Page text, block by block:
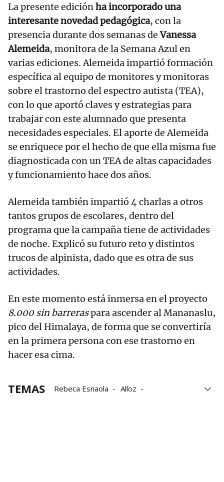
La presente ediciónha incorporado una
interesante novedad pedagógica, con la
presencia durante dos semanas deVanessa
Alemeida, monitora de la Semana Azul en
varias ediciones. Alemeida impartió formación
específica al equipo de monitores y monitoras
sobre el trastorno del espectro autista (TEA),
con lo que aportó claves y estrategias para
trabajar con este alumnado que presenta
necesidades especiales. El aporte de Alemeida
se enriquece por el hecho de que ella misma fue
diagnosticada con un TEA de altas capacidades
y funcionamiento hace dos años.
Alemeida también impartió 4 charlas a otros
tantos grupos de escolares, dentro del
programa que la campaña tiene de actividades
de noche. Explicó su futuro reto y distintos
trucos de alpinista, dado que es otra de sus
actividades.
En este momento está inmersa en el proyecto
8.000 sin barreraspara ascender al Mananaslu,
pico del Himalaya, de forma que se convertiría
en la primera persona con ese trastorno en
hacer esa cima.
TEMAS Rebeca Esnaola
Alloz